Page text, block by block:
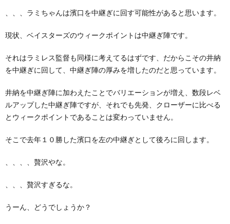
、、、ラミちゃんは濱口を中継ぎに回す可能性があると思います。
現状、ベイスターズのウィークポイントは中継ぎ陣です。
それはラミレス監督も同様に考えてるはずです、だからこその井納
を中継ぎに回して、中継ぎ陣の厚みを増したのだと思っています。
井納を中継ぎ陣に加わえたことでバリエーションが増え、数段レベ
ルアップした中継ぎ陣ですが、それでも先発、クローザーに比べる
とウィークポイントであることは変わっていません。
そこで去年１０勝した濱口を左の中継ぎとして後ろに回します。
、、、、贅沢やな。
、、、贅沢すぎるな。
うーん、どうでしょうか？